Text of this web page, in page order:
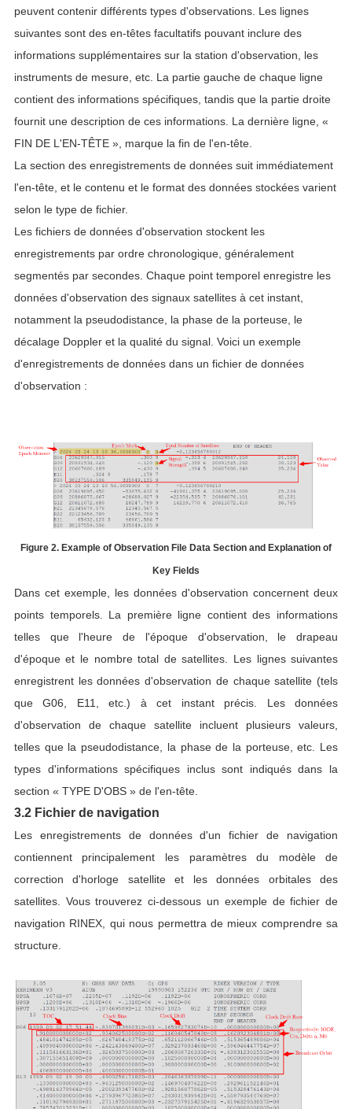
peuvent contenir différents types d'observations. Les lignes
suivantes sont des en-têtes facultatifs pouvant inclure des
informations supplémentaires sur la station d'observation, les
instruments de mesure, etc. La partie gauche de chaque ligne
contient des informations spécifiques, tandis que la partie droite
fournit une description de ces informations. La dernière ligne, «
FIN DE L'EN-TÊTE », marque la fin de l'en-tête.
La section des enregistrements de données suit immédiatement
l'en-tête, et le contenu et le format des données stockées varient
selon le type de fichier.
Les fichiers de données d'observation stockent les
enregistrements par ordre chronologique, généralement
segmentés par secondes. Chaque point temporel enregistre les
données d'observation des signaux satellites à cet instant,
notamment la pseudodistance, la phase de la porteuse, le
décalage Doppler et la qualité du signal. Voici un exemple
d'enregistrements de données dans un fichier de données
d'observation :
Figure 2. Example of Observation File Data Section and Explanation of
Key Fields
Dans cet exemple, les données d'observation concernent deux
points temporels. La première ligne contient des informations
telles que l'heure de l'époque d'observation, le drapeau
d'époque et le nombre total de satellites. Les lignes suivantes
enregistrent les données d'observation de chaque satellite (tels
que G06, E11, etc.) à cet instant précis. Les données
d'observation de chaque satellite incluent plusieurs valeurs,
telles que la pseudodistance, la phase de la porteuse, etc. Les
types d'informations spécifiques inclus sont indiqués dans la
section « TYPE D'OBS » de l'en-tête.
3.2 Fichier de navigation
Les enregistrements de données d'un fichier de navigation
contiennent principalement les paramètres du modèle de
correction d'horloge satellite et les données orbitales des
satellites. Vous trouverez ci-dessous un exemple de fichier de
navigation RINEX, qui nous permettra de mieux comprendre sa
structure.